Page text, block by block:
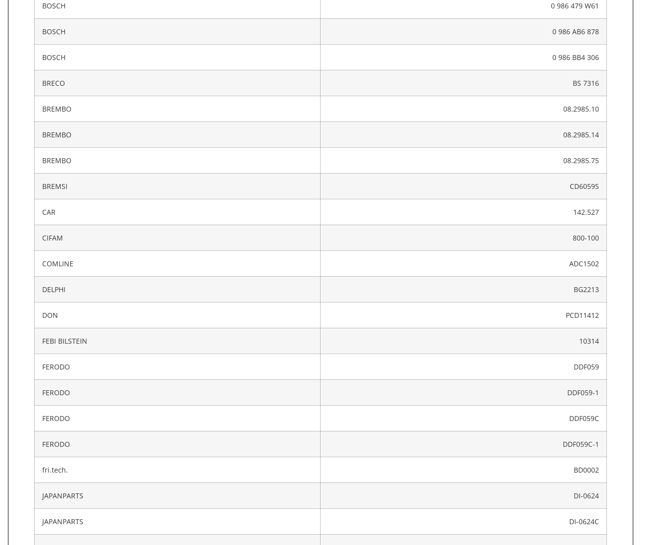
BOSCH 0 986 479 W61
BOSCH 0 986 AB6 878
BOSCH 0 986 BB4 306
BRECO BS 7316
BREMBO 08.2985.10
BREMBO 08.2985.14
BREMBO 08.2985.75
BREMSI CD6059S
CAR 142.527
CIFAM 800-100
COMLINE ADC1502
DELPHI BG2213
DON PCD11412
FEBI BILSTEIN 10314
FERODO DDF059
FERODO DDF059-1
FERODO DDF059C
FERODO DDF059C-1
fri.tech. BD0002
JAPANPARTS DI-0624
JAPANPARTS DI-0624C